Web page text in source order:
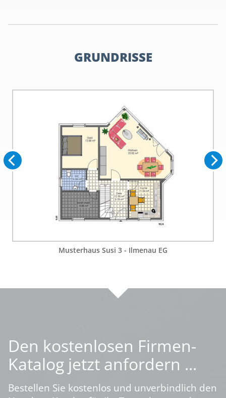
GRUNDRISSE
Musterhaus Susi 3 - Ilmenau EG
Den kostenlosen Firmen-
Katalog jetzt anfordern ...
Bestellen Sie kostenlos und unverbindlich den